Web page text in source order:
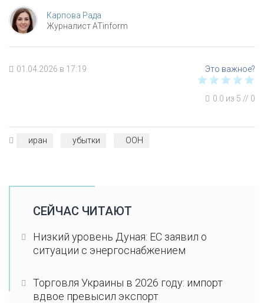
Карпова Рада
Журналист ATinform
01.04.2026 в 17:19
0.0 из 5 // 0
иран убытки ООН
СЕЙЧАС ЧИТАЮТ
Низкий уровень Дуная: ЕС заявил о
ситуации с энергоснабжением
Торговля Украины в 2026 году: импорт
вдвое превысил экспорт